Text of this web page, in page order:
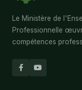
Le Ministère de
Professionnelle
compétences